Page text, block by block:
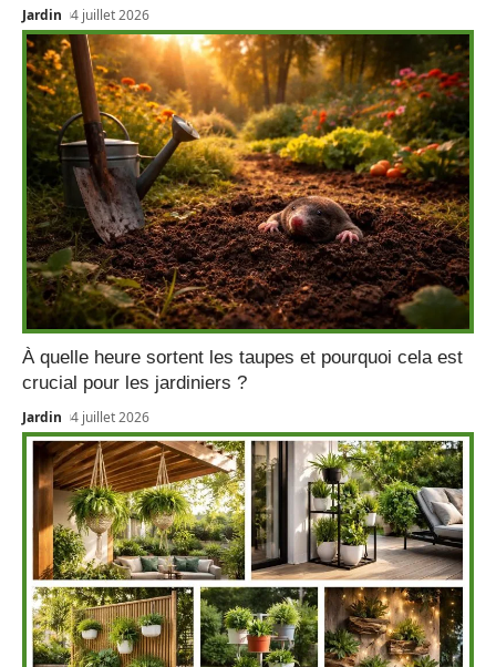
Jardin 4 juillet 2026
À quelle heure sortent les taupes et pourquoi cela est
crucial pour les jardiniers ?
Jardin 4 juillet 2026